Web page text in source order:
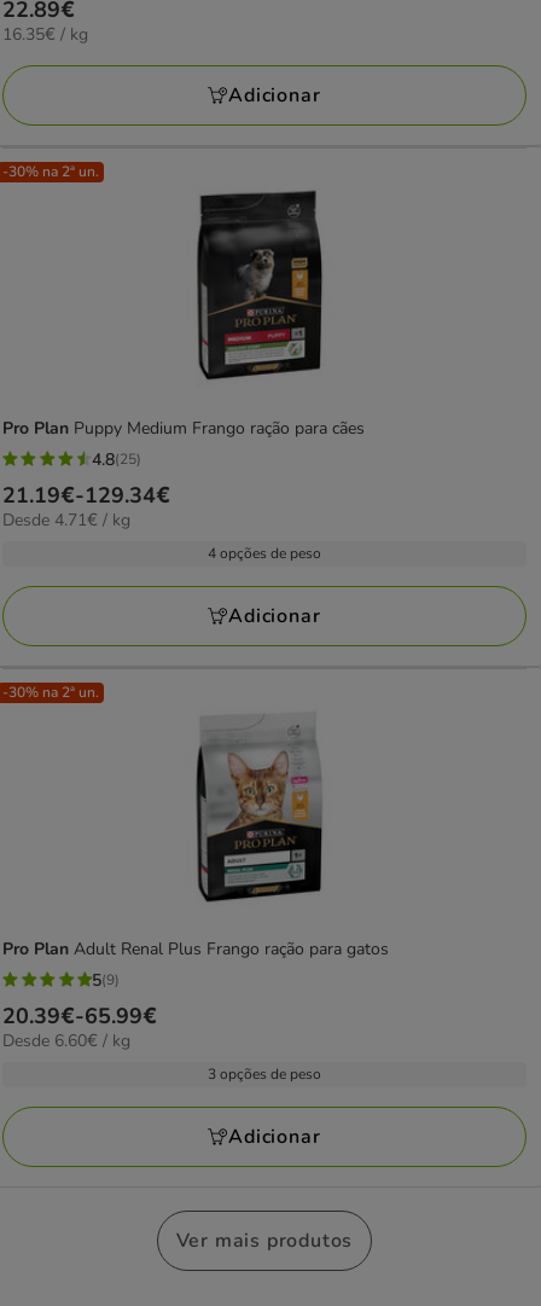
Preço
22.89€
22.89€
16.35€
KG
16.35€ / kg
Adicionar
-30% na 2ª un.
Pro Plan Puppy Medium Frango ração para cães
4.8
estrelas
com
avaliações
4.8(25)
Preço
de
129.34€
21.19€-129.34€
4.71€
Desde 4.71€ / kg
4 opções de peso
Adicionar
-30% na 2ª un.
Pro Plan Adult Renal Plus Frango ração para gatos
5
estrelas
com
avaliações
5(9)
Preço
de
65.99€
20.39€-65.99€
6.60€
Desde 6.60€ / kg
3 opções de peso
Adicionar
Ver mais produtos